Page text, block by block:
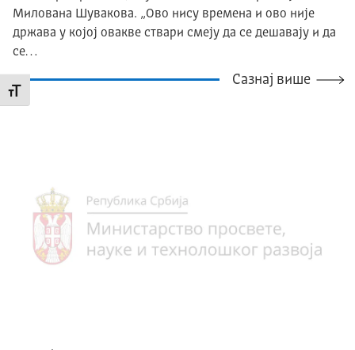
Промени величину слова
Милована Шувакова. „Ово нису времена и ово није
држава у којој овакве ствари смеју да се дешавају и да
се…
Сазнај више